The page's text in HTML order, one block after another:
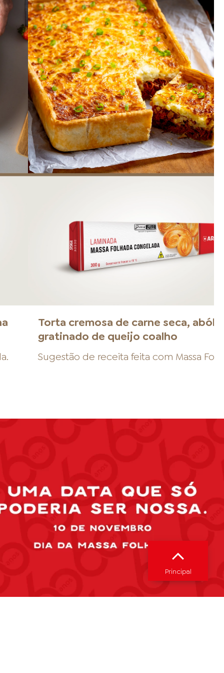
.
Torta cremosa de carne seca,
gratinado de queijo coalho
Sugestão de receita feita com Massa
Principal